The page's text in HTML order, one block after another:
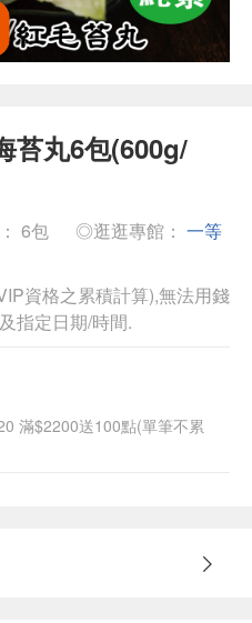
苔丸6包(600g/
6包 ◎逛逛專館： 一等
資格之累積計算),無法用錢
指定日期/時間.
滿$2200送100點(單筆不累